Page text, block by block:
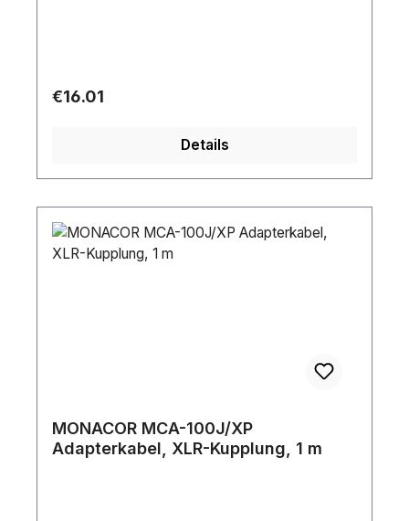
Regular price:
€16.01
Details
MONACOR MCA-100J/XP
Adapterkabel, XLR-Kupplung, 1 m